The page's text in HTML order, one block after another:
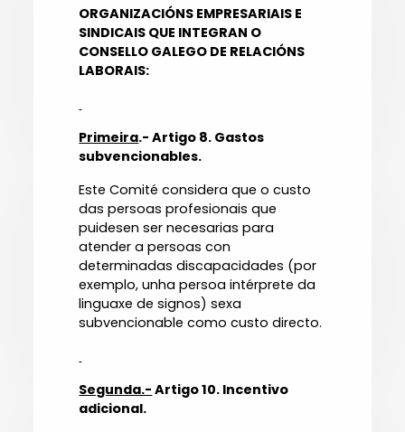
ORGANIZACIÓNS EMPRESARIAIS E
SINDICAIS QUE INTEGRAN O
CONSELLO GALEGO DE RELACIÓNS
LABORAIS:
Primeira.- Artigo 8. Gastos
subvencionables.
Este Comité considera que o custo
das persoas profesionais que
puidesen ser necesarias para
atender a persoas con
determinadas discapacidades (por
exemplo, unha persoa intérprete da
linguaxe de signos) sexa
subvencionable como custo directo.
Segunda.- Artigo 10. Incentivo
adicional.